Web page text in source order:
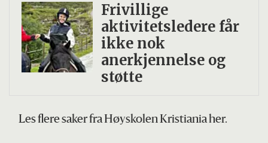
Frivillige
aktivitetsledere får
ikke nok
anerkjennelse og
støtte
Les flere saker fra Høyskolen Kristiania her.